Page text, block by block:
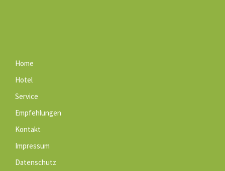
Home
Hotel
Service
Empfehlungen
Kontakt
Impressum
Datenschutz